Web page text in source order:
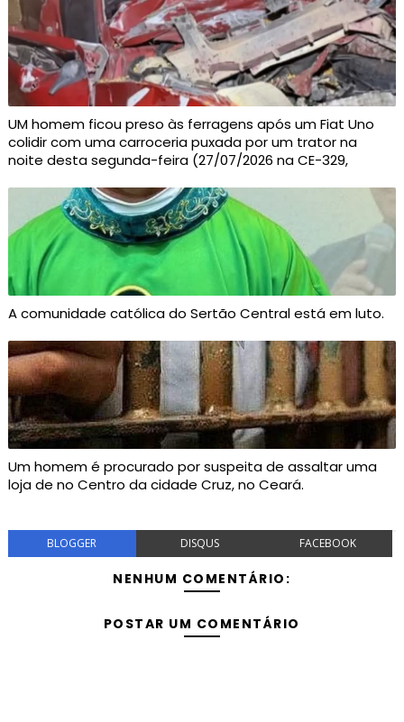
UM homem ficou preso às ferragens após um Fiat Uno
colidir com uma carroceria puxada por um trator na
noite desta segunda-feira (27/07/2026 na CE-329,
A comunidade católica do Sertão Central está em luto.
Um homem é procurado por suspeita de assaltar uma
loja de no Centro da cidade Cruz, no Ceará.
BLOGGER DISQUS FACEBOOK
NENHUM COMENTÁRIO:
POSTAR UM COMENTÁRIO